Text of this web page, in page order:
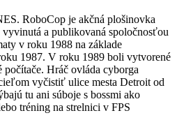
. RoboCop je akčná plošinovka
a publikovaná spoločnosťou
v roku 1988 na základe
1987. V roku 1989 boli vytvorené
Hráč ovláda cyborga
vyčistiť ulice mesta Detroit od
tu ani súboje s bossmi ako
tréning na strelnici v FPS